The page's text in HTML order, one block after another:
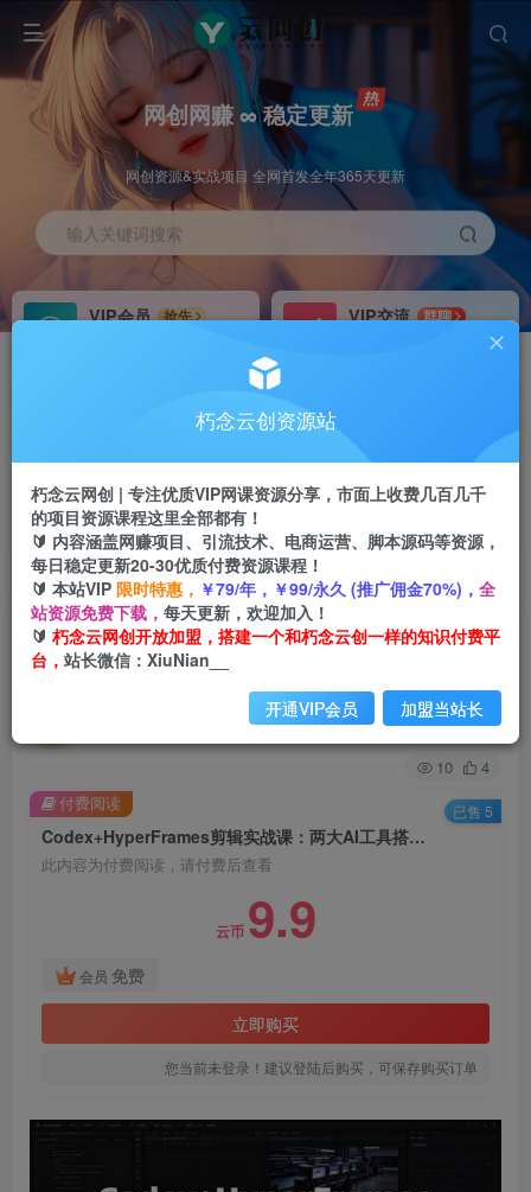
网创网赚 ∞ 稳定更新
网创资源&实战项目 全网首发全年365天更新
输入关键词搜索
VIP会员
抢先
VIP交流
群聊
研究探讨更多创业项目路子。
会员专属推广链接
搭建同款网站，自己当老板
四导航 导航
APP下载
GO
首页 创业课程 会员免费 正文
Codex+HyperFrames剪辑实战课：两大AI工具搭
配全自动批量生成短视频
关注 私信
10 4
Codex+HyperFrames剪辑实战课：两大AI工具搭配全自动批量生成短视频
此内容为付费阅读，请付费后查看
云币 9.9
会员 免费
立即购买
您当前未登录！建议登陆后购买，可保存购买订单
付费阅读 已售 5
朽念云创资源站
朽念云网创 | 专注优质VIP网课资源分享，市面上收费几百几千
的项目资源课程这里全部都有！
🔰 内容涵盖网赚项目、引流技术、电商运营、脚本源码等资源，
每日稳定更新20-30优质付费资源课程！
🔰 本站VIP 限时特惠， ￥79/年，￥99/永久 (推广佣金70%)， 全
站资源免费下载， 每天更新，欢迎加入！
🔰 朽念云网创开放加盟，搭建一个和朽念云创一样的知识付费平
台， 站长微信：XiuNian__
开通VIP会员 加盟当站长